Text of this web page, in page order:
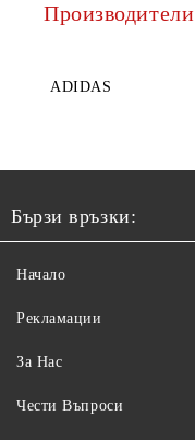
Производители
ADIDAS
Бързи връзки:
Начало
Рекламации
За Нас
Чести Въпроси